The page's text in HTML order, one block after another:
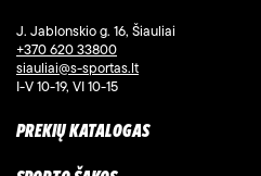
J. Jablonskio g. 16, Šiauliai
+370 620 33800
siauliai@s-sportas.lt
I-V 10-19, VI 10-15
PREKIŲ KATALOGAS